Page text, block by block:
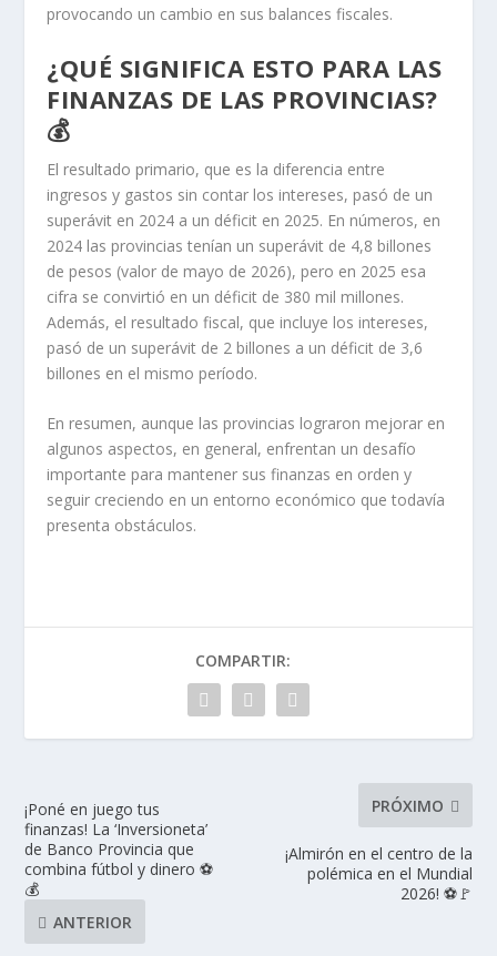
provocando un cambio en sus balances fiscales.
¿QUÉ SIGNIFICA ESTO PARA LAS
FINANZAS DE LAS PROVINCIAS?
💰
El resultado primario, que es la diferencia entre
ingresos y gastos sin contar los intereses, pasó de un
superávit en 2024 a un déficit en 2025. En números, en
2024 las provincias tenían un superávit de 4,8 billones
de pesos (valor de mayo de 2026), pero en 2025 esa
cifra se convirtió en un déficit de 380 mil millones.
Además, el resultado fiscal, que incluye los intereses,
pasó de un superávit de 2 billones a un déficit de 3,6
billones en el mismo período.
En resumen, aunque las provincias lograron mejorar en
algunos aspectos, en general, enfrentan un desafío
importante para mantener sus finanzas en orden y
seguir creciendo en un entorno económico que todavía
presenta obstáculos.
COMPARTIR:
¡Poné en juego tus
finanzas! La ‘Inversioneta’
de Banco Provincia que
combina fútbol y dinero ⚽
💰
ANTERIOR
PRÓXIMO
¡Almirón en el centro de la
polémica en el Mundial
2026! ⚽🚩